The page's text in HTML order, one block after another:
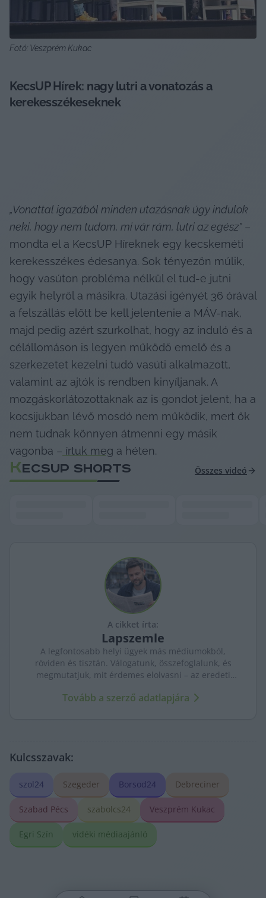
Fotó: Veszprém Kukac
KecsUP Hírek: nagy lutri a vonatozás a
kerekesszékeseknek
„Vonattal igazából minden utazásnak úgy indulok
neki, hogy nem tudom, mi vár rám, lutri az egész” –
mondta el a KecsUP Híreknek egy kecskeméti
kerekesszékes édesanya. Sok tényezőn múlik,
hogy vasúton probléma nélkül el tud-e jutni
egyik helyről a másikra. Utazási igényét 36 órával
a felszállás előtt be kell jelentenie a MÁV-nak,
majd pedig azért szurkolhat, hogy az induló és a
célállomáson is legyen működő emelő és a
szerkezetet kezelni tudó vasúti alkalmazott,
valamint az ajtók is rendben kinyíljanak. A
mozgáskorlátozottaknak az is gondot jelent, ha a
kocsijukban lévő mosdó nem működik, mert ők
nem tudnak könnyen átmenni egy másik
vagonba – írtuk meg a héten.
KECSUP SHORTS Összes videó
A cikket írta:
Lapszemle
A legfontosabb helyi ügyek más médiumokból,
röviden és tisztán. Válogatunk, összefoglalunk, és
megmutatjuk, mit érdemes elolvasni – az eredeti
Tovább a szerző adatlapjára
Kulcsszavak:
szol24 Szegeder Borsod24 Debreciner
Szabad Pécs szabolcs24 Veszprém Kukac
Egri Szín vidéki médiaajánló